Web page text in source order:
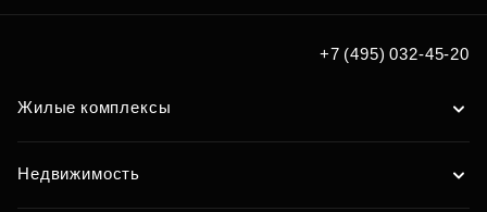
+7 (495) 032-45-20
Жилые комплексы
Недвижимость